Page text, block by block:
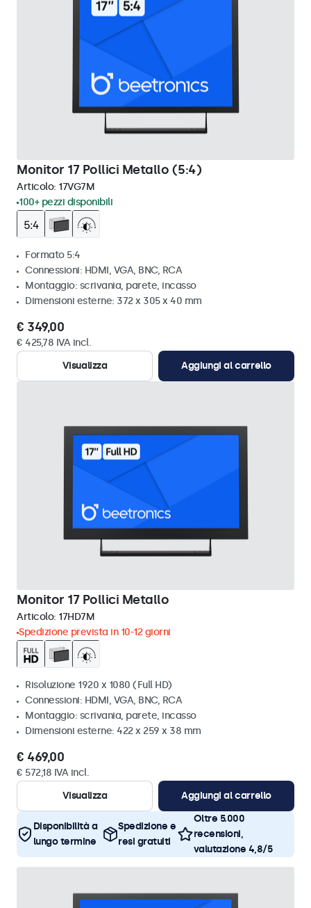
Monitor 17 Pollici Metallo (5:4)
Articolo: 17VG7M
100+ pezzi disponibili
Formato 5:4
Connessioni: HDMI, VGA, BNC, RCA
Montaggio: scrivania, parete, incasso
Dimensioni esterne: 372 x 305 x 40 mm
€ 349,00
€ 425,78 IVA incl.
Visualizza
Aggiungi al carrello
Monitor 17 Pollici Metallo
Articolo: 17HD7M
Spedizione prevista in 10-12 giorni
Risoluzione 1920 x 1080 (Full HD)
Connessioni: HDMI, VGA, BNC, RCA
Montaggio: scrivania, parete, incasso
Dimensioni esterne: 422 x 259 x 38 mm
€ 469,00
€ 572,18 IVA incl.
Visualizza
Aggiungi al carrello
Disponibilità a
lungo termine
Spedizione e
resi gratuiti
Oltre 5.000
recensioni,
valutazione 4,8/5